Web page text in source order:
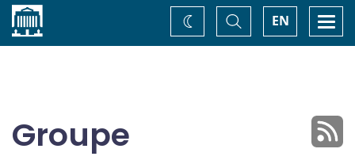
Accueil EN
Basculer
la
recherche
Changez
de
Groupe